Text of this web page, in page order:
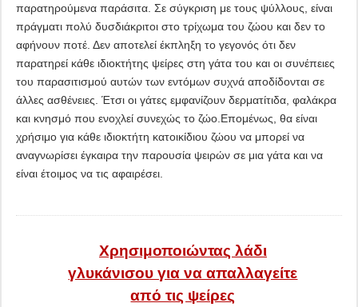
παρατηρούμενα παράσιτα. Σε σύγκριση με τους ψύλλους, είναι
πράγματι πολύ δυσδιάκριτοι στο τρίχωμα του ζώου και δεν το
αφήνουν ποτέ. Δεν αποτελεί έκπληξη το γεγονός ότι δεν
παρατηρεί κάθε ιδιοκτήτης ψείρες στη γάτα του και οι συνέπειες
του παρασιτισμού αυτών των εντόμων συχνά αποδίδονται σε
άλλες ασθένειες. Έτσι οι γάτες εμφανίζουν δερματίτιδα, φαλάκρα
και κνησμό που ενοχλεί συνεχώς το ζώο.Επομένως, θα είναι
χρήσιμο για κάθε ιδιοκτήτη κατοικίδιου ζώου να μπορεί να
αναγνωρίσει έγκαιρα την παρουσία ψειρών σε μια γάτα και να
είναι έτοιμος να τις αφαιρέσει.
Χρησιμοποιώντας λάδι
γλυκάνισου για να απαλλαγείτε
από τις ψείρες